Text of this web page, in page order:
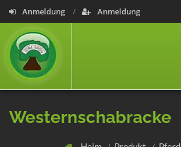
Anmeldung Anmeldung
Westernschabracke